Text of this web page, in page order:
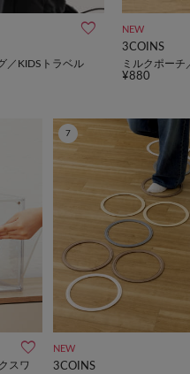
／KIDSトラベル
NEW
3COINS
ミルクポーチ
¥880
スワ
7
NEW
3COINS